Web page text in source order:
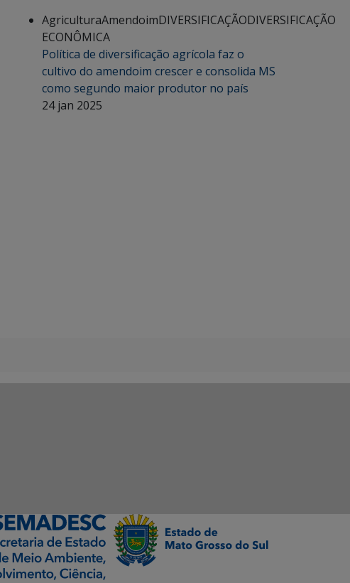
AgriculturaAmendoimDIVERSIFICAÇÃODIVERSIFICAÇÃO
ECONÔMICA
Política de diversificação agrícola faz o
cultivo do amendoim crescer e consolida MS
como segundo maior produtor no país
24 jan 2025